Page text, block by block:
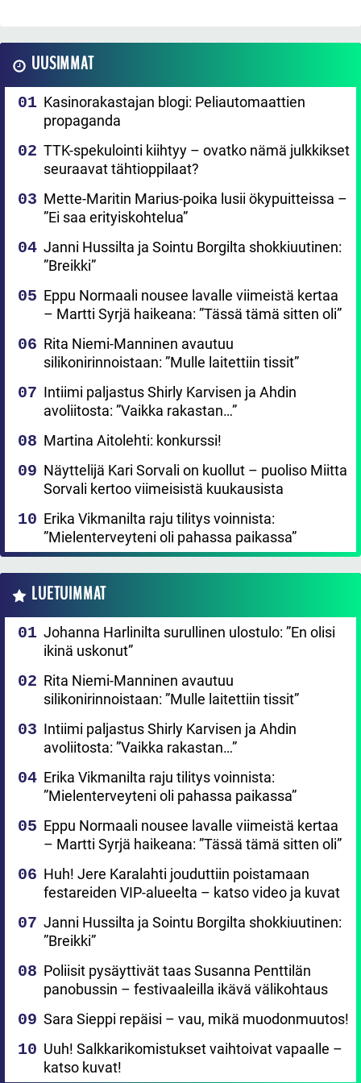
UUSIMMAT
Kasinorakastajan blogi: Peliautomaattien
propaganda
TTK-spekulointi kiihtyy – ovatko nämä julkkikset
seuraavat tähtioppilaat?
Mette-Maritin Marius-poika lusii ökypuitteissa –
”Ei saa erityiskohtelua”
Janni Hussilta ja Sointu Borgilta shokkiuutinen:
”Breikki”
Eppu Normaali nousee lavalle viimeistä kertaa
– Martti Syrjä haikeana: ”Tässä tämä sitten oli”
Rita Niemi-Manninen avautuu
silikonirinnoistaan: ”Mulle laitettiin tissit”
Intiimi paljastus Shirly Karvisen ja Ahdin
avoliitosta: ”Vaikka rakastan…”
Martina Aitolehti: konkurssi!
Näyttelijä Kari Sorvali on kuollut – puoliso Miitta
Sorvali kertoo viimeisistä kuukausista
Erika Vikmanilta raju tilitys voinnista:
”Mielenterveyteni oli pahassa paikassa”
LUETUIMMAT
Johanna Harlinilta surullinen ulostulo: ”En olisi
ikinä uskonut”
Rita Niemi-Manninen avautuu
silikonirinnoistaan: ”Mulle laitettiin tissit”
Intiimi paljastus Shirly Karvisen ja Ahdin
avoliitosta: ”Vaikka rakastan…”
Erika Vikmanilta raju tilitys voinnista:
”Mielenterveyteni oli pahassa paikassa”
Eppu Normaali nousee lavalle viimeistä kertaa
– Martti Syrjä haikeana: ”Tässä tämä sitten oli”
Huh! Jere Karalahti jouduttiin poistamaan
festareiden VIP-alueelta – katso video ja kuvat
Janni Hussilta ja Sointu Borgilta shokkiuutinen:
”Breikki”
Poliisit pysäyttivät taas Susanna Penttilän
panobussin – festivaaleilla ikävä välikohtaus
Sara Sieppi repäisi – vau, mikä muodonmuutos!
Uuh! Salkkarikomistukset vaihtoivat vapaalle –
katso kuvat!